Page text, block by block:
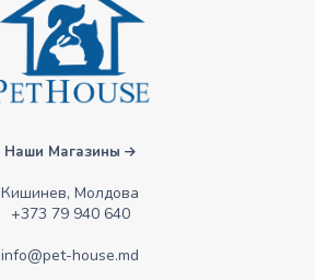
Наши Магазины
Кишинев, Молдова
+373 79 940 640
info@pet-house.md